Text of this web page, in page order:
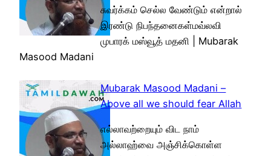
சுவர்க்கம் செல்ல வேண்டும் என்றால்
இரண்டு நிபந்தனைகள்மவ்லவி
முபாரக் மஸ்வூத் மதனி | Mubarak
Masood Madani
Mubarak Masood Madani –
Above all we should fear Allah
எல்லாவற்றையும் விட நாம்
அல்லாஹ்வை அஞ்சிக்கொள்ள